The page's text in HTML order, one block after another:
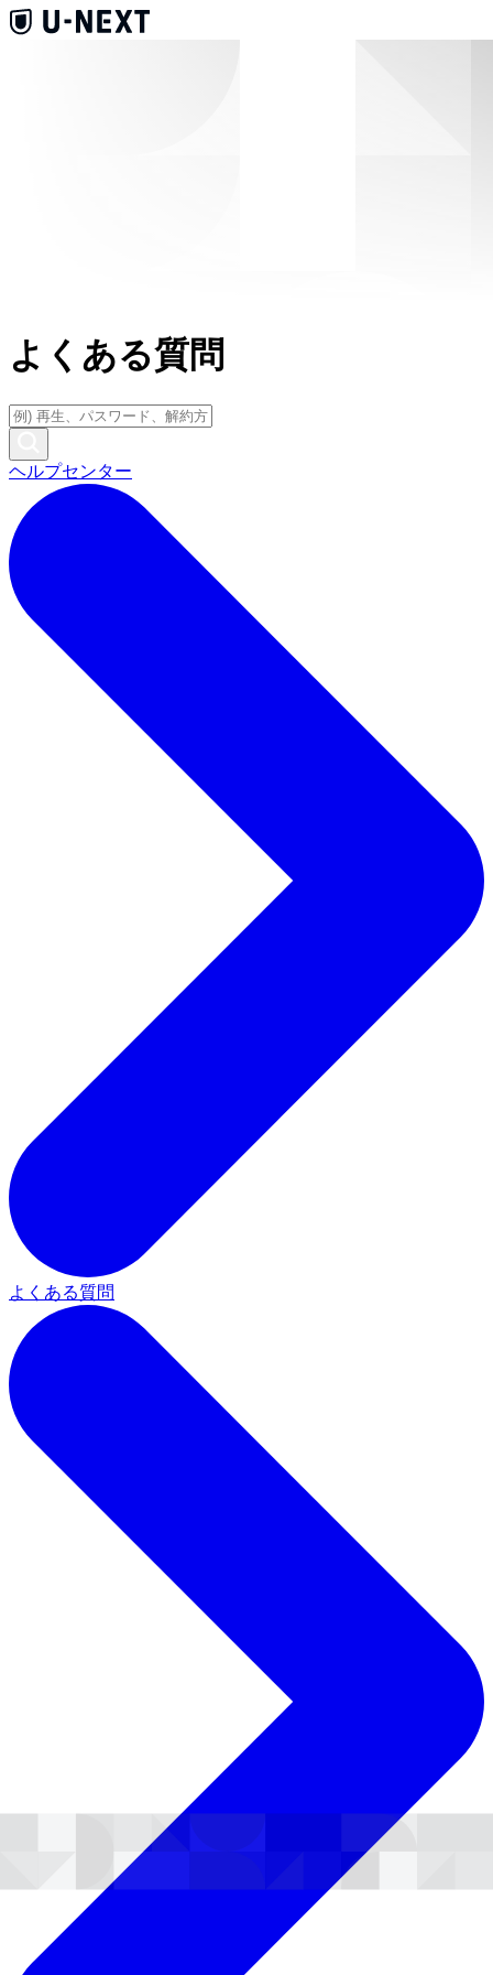
よくある質問
ヘルプセンター
よくある質問